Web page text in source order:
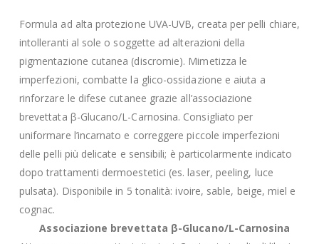
Formula ad alta protezione UVA-UVB, creata per pelli chiare,
intolleranti al sole o soggette ad alterazioni della
pigmentazione cutanea (discromie). Mimetizza le
imperfezioni, combatte la glico-ossidazione e aiuta a
rinforzare le difese cutanee grazie all’associazione
brevettata β-Glucano/L-Carnosina. Consigliato per
uniformare l’incarnato e correggere piccole imperfezioni
delle pelli più delicate e sensibili; è particolarmente indicato
dopo trattamenti dermoestetici (es. laser, peeling, luce
pulsata). Disponibile in 5 tonalità: ivoire, sable, beige, miel e
cognac.
Associazione brevettata β-Glucano/L-Carnosina